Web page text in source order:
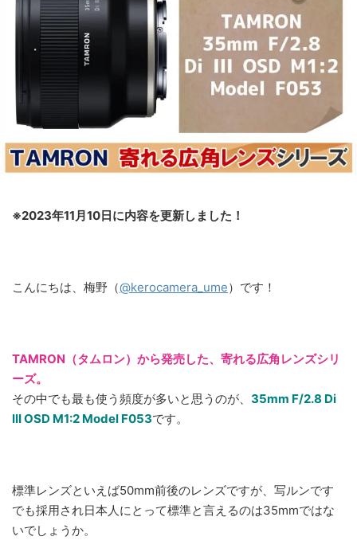
※2023年11月10日に内容を更新しました！
こんにちは、梅野（@kerocamera_ume）です！
TAMRON（タムロン）から発売した、寄れる広角レンズシリ
ーズ。
その中でも最も使う頻度が多いと思うのが、 35mm F/2.8 Di
III OSD M1:2 Model F053です。
標準レンズといえば50mm前後のレンズですが、写ルンです
でも採用され日本人にとって標準と言えるのは35mmではな
いでしょうか。